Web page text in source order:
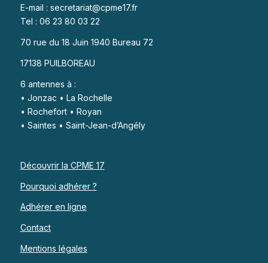
E-mail : secretariat@cpme17.fr
Tel : 06 23 80 03 22
70 rue du 18 Juin 1940 Bureau 72
17138 PUILBOREAU
6 antennes à :
• Jonzac • La Rochelle
• Rochefort • Royan
• Saintes • Saint-Jean-d’Angély
Découvrir la CPME 17
Pourquoi adhérer ?
Adhérer en ligne
Contact
Mentions légales